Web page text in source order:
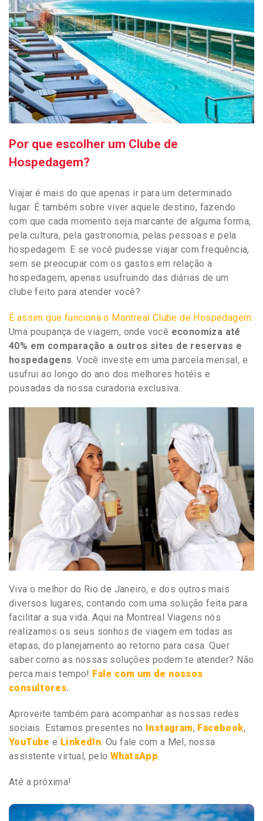
Por que escolher um Clube de
Hospedagem?
Viajar é mais do que apenas ir para um determinado
lugar. É também sobre viver aquele destino, fazendo
com que cada momento seja marcante de alguma forma,
pela cultura, pela gastronomia, pelas pessoas e pela
hospedagem. E se você pudesse viajar com frequência,
sem se preocupar com os gastos em relação a
hospedagem, apenas usufruindo das diárias de um
clube feito para atender você?
É assim que funciona o Montreal Clube de Hospedagem.
Uma poupança de viagem, onde você economiza até
40% em comparação a outros sites de reservas e
hospedagens. Você investe em uma parcela mensal, e
usufrui ao longo do ano dos melhores hotéis e
pousadas da nossa curadoria exclusiva.
Viva o melhor do Rio de Janeiro, e dos outros mais
diversos lugares, contando com uma solução feita para
facilitar a sua vida. Aqui na Montreal Viagens nós
realizamos os seus sonhos de viagem em todas as
etapas, do planejamento ao retorno para casa. Quer
saber como as nossas soluções podem te atender? Não
perca mais tempo! Fale com um de nossos
consultores.
Aproveite também para acompanhar as nossas redes
sociais. Estamos presentes no Instagram, Facebook,
YouTube e LinkedIn . Ou fale com a Mel, nossa
assistente virtual, pelo WhatsApp
Até a próxima!